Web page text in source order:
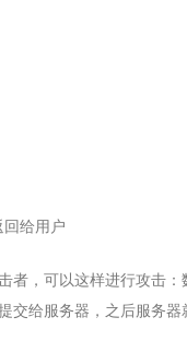
给用户
者，可以这样进行攻击：
交给服务器，之后服务器